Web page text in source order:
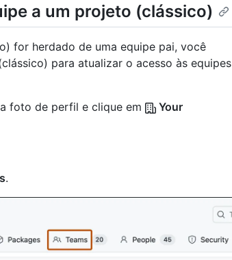
a um projeto (clássico)
for herdado de uma equipe pai, você
para atualizar o acesso às equipes
foto de perfil e clique em
Your
.